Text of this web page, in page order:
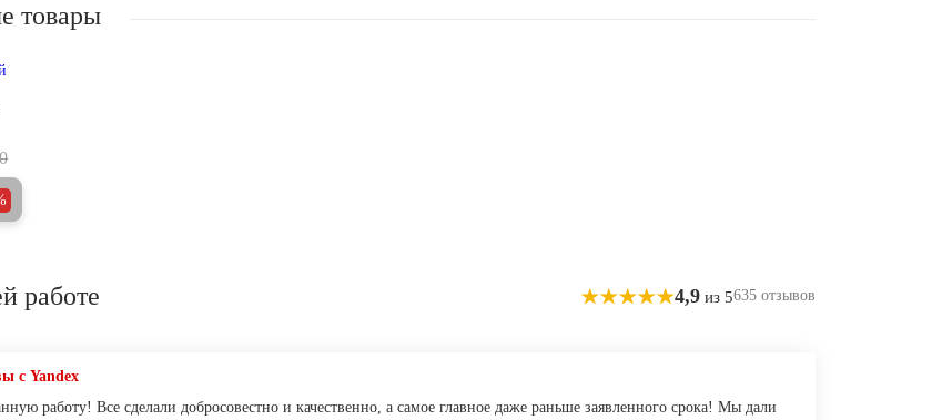
товары
работе 4,9 из 5635 отзывов
с Yandex
работу! Все сделали добросовестно и качественно, а самое главное даже раньше заявленного срока! Мы дали